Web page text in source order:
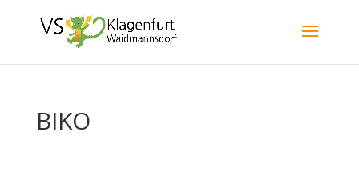
BIKO